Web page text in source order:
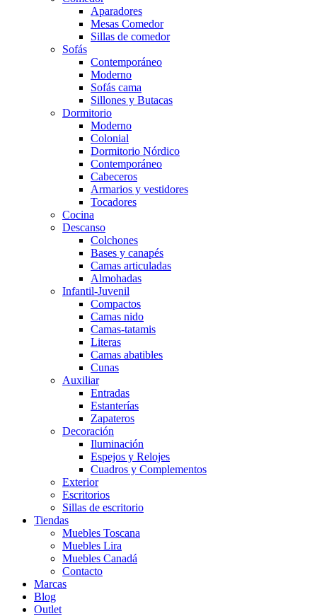
Aparadores
Mesas Comedor
Sillas de comedor
Sofás
Contemporáneo
Moderno
Sofás cama
Sillones y Butacas
Dormitorio
Moderno
Colonial
Dormitorio Nórdico
Contemporáneo
Cabeceros
Armarios y vestidores
Tocadores
Cocina
Descanso
Colchones
Bases y canapés
Camas articuladas
Almohadas
Infantil-Juvenil
Compactos
Camas nido
Camas-tatamis
Literas
Camas abatibles
Cunas
Auxiliar
Entradas
Estanterías
Zapateros
Decoración
Iluminación
Espejos y Relojes
Cuadros y Complementos
Exterior
Escritorios
Sillas de escritorio
Tiendas
Muebles Toscana
Muebles Lira
Muebles Canadá
Contacto
Marcas
Blog
Outlet